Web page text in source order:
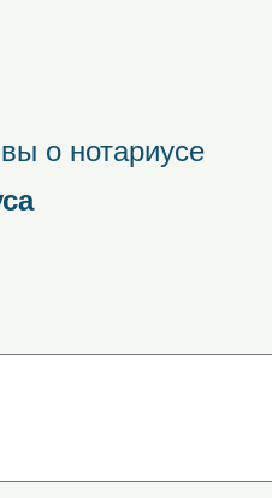
о нотариусе